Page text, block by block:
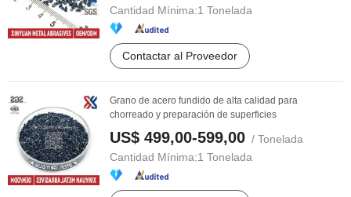
Cantidad Mínima:1 Tonelada
Contactar al Proveedor
Grano de acero fundido de alta calidad para
chorreado y preparación de superficies
US$ 499,00-599,00 / Tonelada
Cantidad Mínima:1 Tonelada